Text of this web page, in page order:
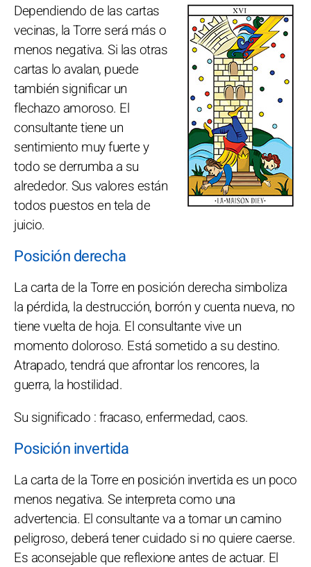
Dependiendo de las cartas
vecinas, la Torre será más o
menos negativa. Si las otras
cartas lo avalan, puede
también significar un
flechazo amoroso. El
consultante tiene un
sentimiento muy fuerte y
todo se derrumba a su
alrededor. Sus valores están
todos puestos en tela de
juicio.
Posición derecha
La carta de la Torre en posición derecha simboliza
la pérdida, la destrucción, borrón y cuenta nueva, no
tiene vuelta de hoja. El consultante vive un
momento doloroso. Está sometido a su destino.
Atrapado, tendrá que afrontar los rencores, la
guerra, la hostilidad.
Su significado : fracaso, enfermedad, caos.
Posición invertida
La carta de la Torre en posición invertida es un poco
menos negativa. Se interpreta como una
advertencia. El consultante va a tomar un camino
peligroso, deberá tener cuidado si no quiere caerse.
Es aconsejable que reflexione antes de actuar. El